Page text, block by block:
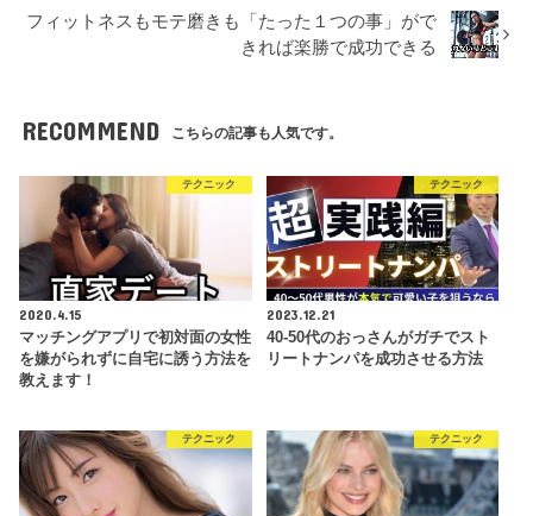
フィットネスもモテ磨きも「たった１つの事」がで
きれば楽勝で成功できる
RECOMMEND こちらの記事も人気です。
テクニック
2020.4.15
マッチングアプリで初対面の女性
を嫌がられずに自宅に誘う方法を
教えます！
テクニック
2023.12.21
40-50代のおっさんがガチでスト
リートナンパを成功させる方法
テクニック テクニック